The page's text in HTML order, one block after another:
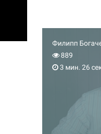
Филипп
889
3 мин. 26